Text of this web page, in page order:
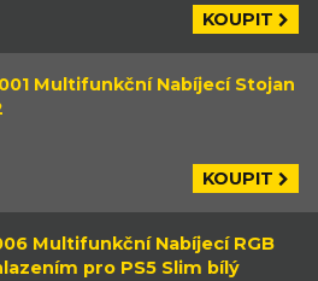
KOUPIT
Multifunkční Nabíjecí Stojan
KOUPIT
Multifunkční Nabíjecí RGB
pro PS5 Slim bílý